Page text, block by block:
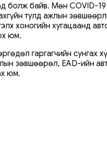
болж байв. Мөн COVID-19
тулд ажлын
хоногийн хугацаанд
юм.
гаргагчийн сунгах
зөвшөөрөл, EAD-ийн
юм.